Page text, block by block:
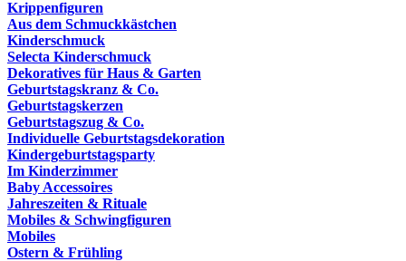
Krippenfiguren
Aus dem Schmuckkästchen
Kinderschmuck
Selecta Kinderschmuck
Dekoratives für Haus & Garten
Geburtstagskranz & Co.
Geburtstagskerzen
Geburtstagszug & Co.
Individuelle Geburtstagsdekoration
Kindergeburtstagsparty
Im Kinderzimmer
Baby Accessoires
Jahreszeiten & Rituale
Mobiles & Schwingfiguren
Mobiles
Ostern & Frühling